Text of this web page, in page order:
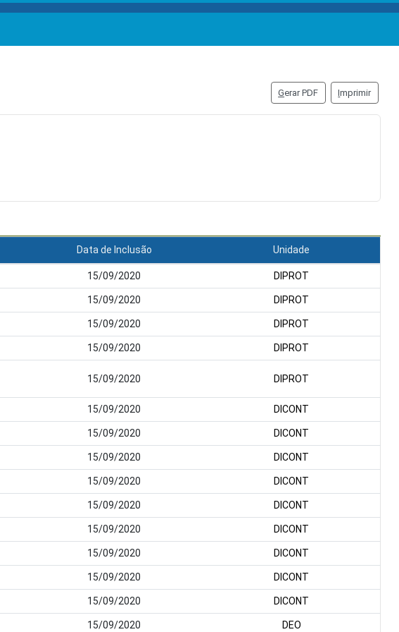
Gerar PDF Imprimir
Data de Inclusão Unidade
15/09/2020 DIPROT
15/09/2020 DIPROT
15/09/2020 DIPROT
15/09/2020 DIPROT
15/09/2020 DIPROT
15/09/2020 DICONT
15/09/2020 DICONT
15/09/2020 DICONT
15/09/2020 DICONT
15/09/2020 DICONT
15/09/2020 DICONT
15/09/2020 DICONT
15/09/2020 DICONT
15/09/2020 DICONT
15/09/2020 DEO